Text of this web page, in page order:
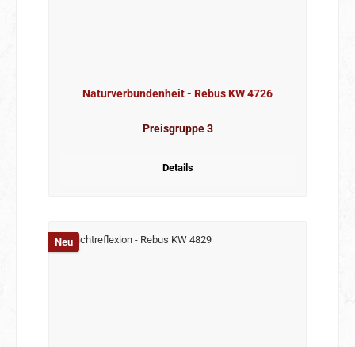
Naturverbundenheit - Rebus KW 4726
Preisgruppe 3
Details
Neu